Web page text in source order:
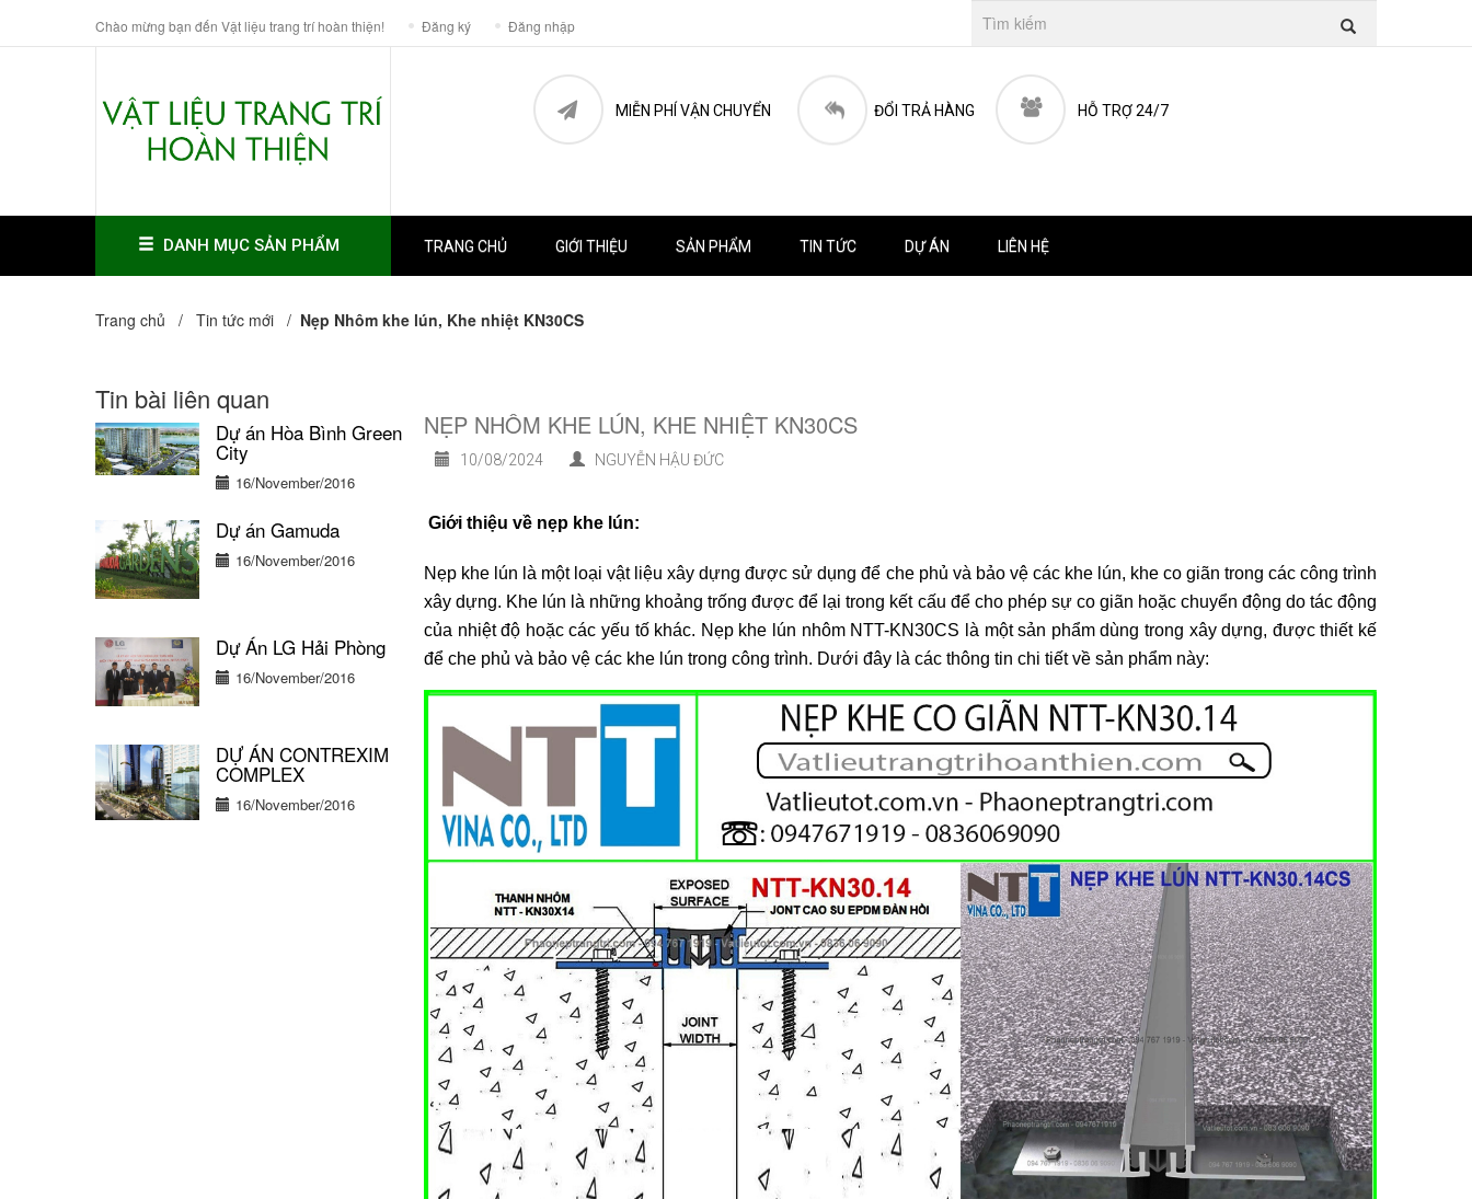
Chào mừng bạn đến Vật liệu trang trí hoàn thiện! Đăng ký Đăng nhập
MIỄN PHÍ VẬN CHUYỂN ĐỔI TRẢ HÀNG HỖ TRỢ 24/7
DANH MỤC SẢN PHẨM TRANG CHỦ GIỚI THIỆU SẢN PHẨM TIN TỨC DỰ ÁN LIÊN HỆ
Trang chủ / Tin tức mới / Nẹp Nhôm khe lún, Khe nhiệt KN30CS
Tin bài liên quan
Dự án Hòa Bình Green
City
16/November/2016
Dự án Gamuda
16/November/2016
Dự Án LG Hải Phòng
16/November/2016
DỰ ÁN CONTREXIM
COMPLEX
16/November/2016
NẸP NHÔM KHE LÚN, KHE NHIỆT KN30CS
10/08/2024 NGUYỄN HẬU ĐỨC
Giới thiệu về nẹp khe lún:
Nẹp khe lún là một loại vật liệu xây dựng được sử dụng để che phủ và bảo vệ các khe lún, khe co giãn trong các công trình
xây dựng. Khe lún là những khoảng trống được để lại trong kết cấu để cho phép sự co giãn hoặc chuyển động do tác động
của nhiệt độ hoặc các yếu tố khác. Nẹp khe lún nhôm NTT-KN30CS là một sản phẩm dùng trong xây dựng, được thiết kế
để che phủ và bảo vệ các khe lún trong công trình. Dưới đây là các thông tin chi tiết về sản phẩm này: